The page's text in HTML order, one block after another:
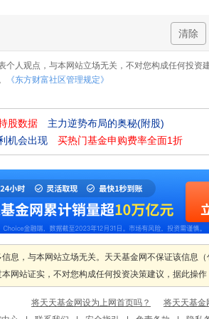
清除
个人观点，与本网站立场无关，不对您构成任何投资
《东方财富社区管理规定》
股数据
主力逆势布局的奥秘(附股)
机会出现 买热门基金申购费率全面1折
息，与本网站立场无关。天天基金网不保证该信息
网站证实，不对您构成任何投资决策建议，据此操
将天天基金网设为上网首页吗？
将天天基金